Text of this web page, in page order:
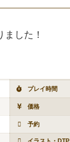
した！
プレイ時間
価格
予約